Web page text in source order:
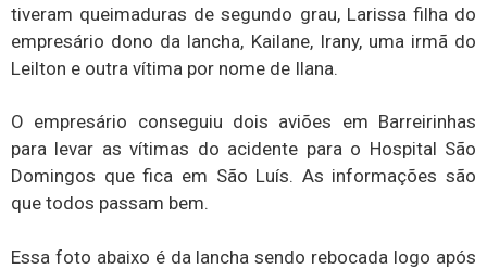
tiveram queimaduras de segundo grau, Larissa filha do
empresário dono da lancha, Kailane, Irany, uma irmã do
Leilton e outra vítima por nome de Ilana.
O empresário conseguiu dois aviões em Barreirinhas
para levar as vítimas do acidente para o Hospital São
Domingos que fica em São Luís. As informações são
que todos passam bem.
Essa foto abaixo é da lancha sendo rebocada logo após